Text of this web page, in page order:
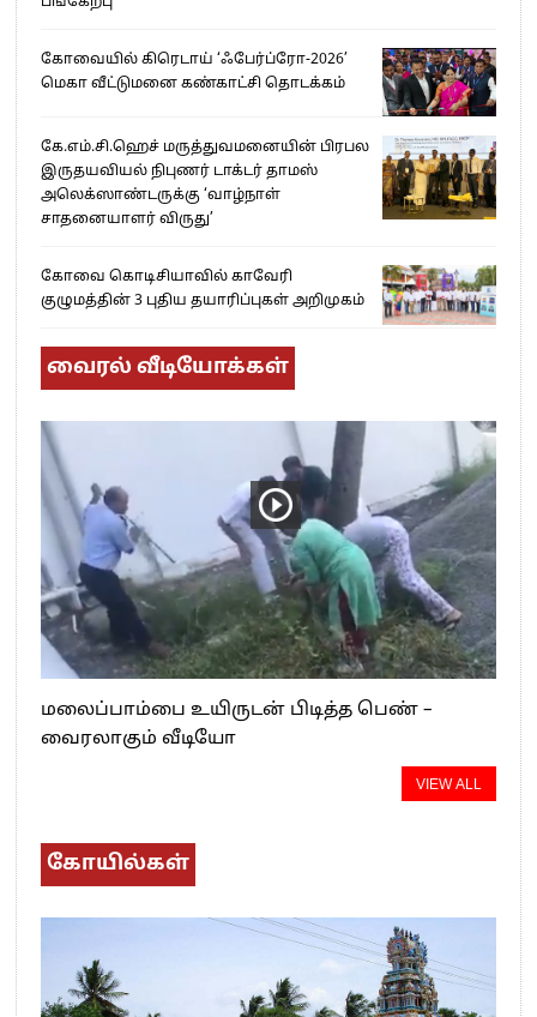
கோவையில் கிரெடாய் ‘ஃபேர்ப்ரோ-2026’
மெகா வீட்டுமனை கண்காட்சி தொடக்கம்
கே.எம்.சி.ஹெச் மருத்துவமனையின் பிரபல
இருதயவியல் நிபுணர் டாக்டர் தாமஸ்
அலெக்ஸாண்டருக்கு ‘வாழ்நாள்
சாதனையாளர் விருது’
கோவை கொடிசியாவில் காவேரி
குழுமத்தின் 3 புதிய தயாரிப்புகள் அறிமுகம்
வைரல் வீடியோக்கள்
மலைப்பாம்பை உயிருடன் பிடித்த பெண் –
வைரலாகும் வீடியோ
VIEW ALL
கோயில்கள்